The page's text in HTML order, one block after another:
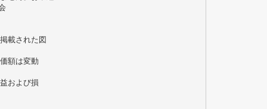
載された図
額は変動
および損